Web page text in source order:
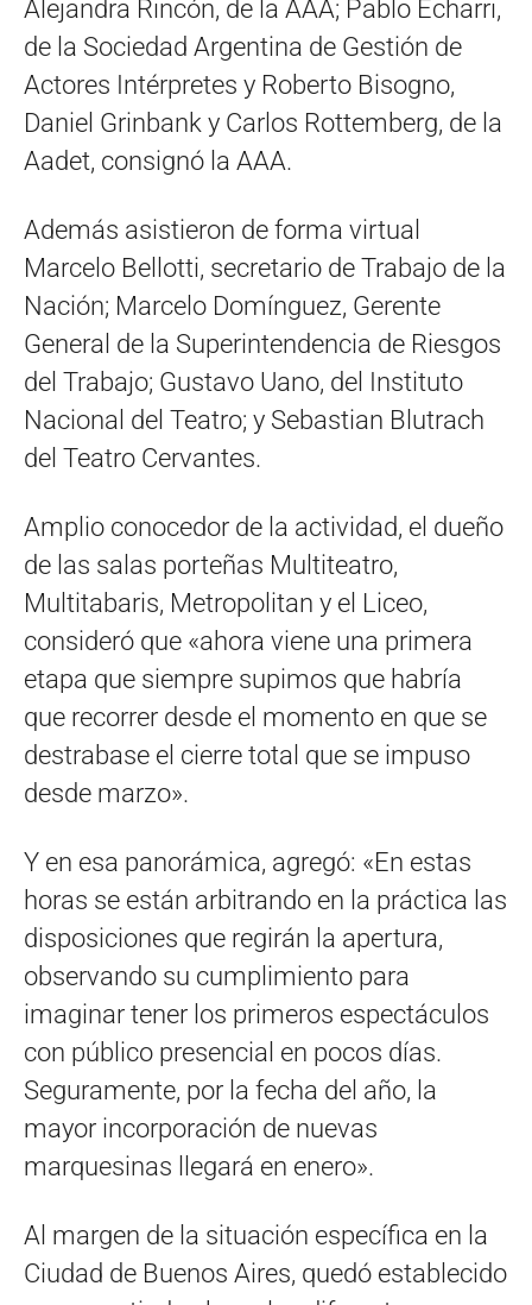
Alejandra Rincón, de la AAA; Pablo Echarri,
de la Sociedad Argentina de Gestión de
Actores Intérpretes y Roberto Bisogno,
Daniel Grinbank y Carlos Rottemberg, de la
Aadet, consignó la AAA.
Además asistieron de forma virtual
Marcelo Bellotti, secretario de Trabajo de la
Nación; Marcelo Domínguez, Gerente
General de la Superintendencia de Riesgos
del Trabajo; Gustavo Uano, del Instituto
Nacional del Teatro; y Sebastian Blutrach
del Teatro Cervantes.
Amplio conocedor de la actividad, el dueño
de las salas porteñas Multiteatro,
Multitabaris, Metropolitan y el Liceo,
consideró que «ahora viene una primera
etapa que siempre supimos que habría
que recorrer desde el momento en que se
destrabase el cierre total que se impuso
desde marzo».
Y en esa panorámica, agregó: «En estas
horas se están arbitrando en la práctica las
disposiciones que regirán la apertura,
observando su cumplimiento para
imaginar tener los primeros espectáculos
con público presencial en pocos días.
Seguramente, por la fecha del año, la
mayor incorporación de nuevas
marquesinas llegará en enero».
Al margen de la situación específica en la
Ciudad de Buenos Aires, quedó establecido